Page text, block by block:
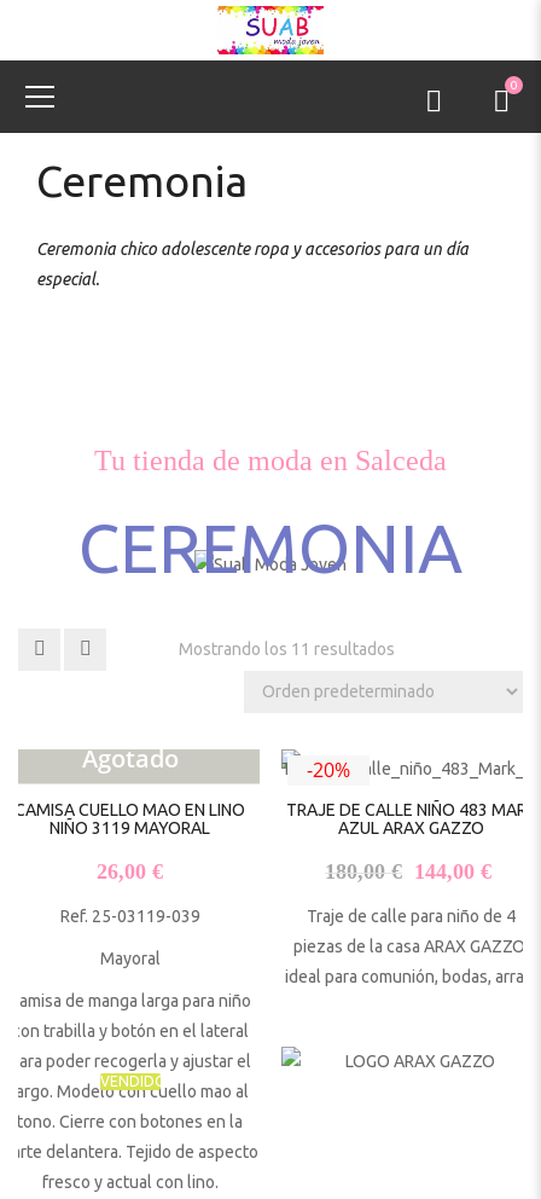
0
Ceremonia
Ceremonia chico adolescente ropa y accesorios para un día
especial.
Tu tienda de moda en Salceda
CEREMONIA
Mostrando los 11 resultados
VENDIDO
Agotado
CAMISA CUELLO MAO EN LINO
NIÑO 3119 MAYORAL
26,00€
Ref. 25-03119-039
Mayoral
Camisa de manga larga para niño
con trabilla y botón en el lateral
para poder recogerla y ajustar el
largo. Modelo con cuello mao al
tono. Cierre con botones en la
parte delantera. Tejido de aspecto
fresco y actual con lino.
-20%
TRAJE DE CALLE NIÑO 483 MARK
AZUL ARAX GAZZO
180,00€ El precio
144,00 €
Traje de calle para niño de 4
piezas de la casa ARAX GAZZO,
ideal para comunión, bodas, arras.